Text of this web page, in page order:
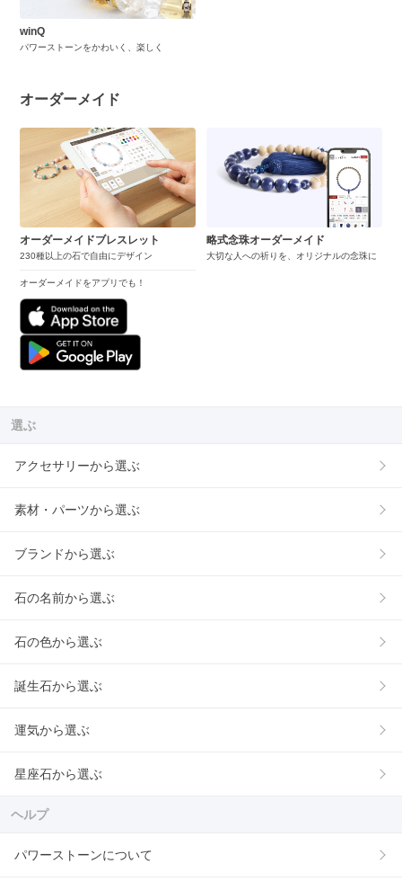
winQ
パワーストーンをかわいく、楽しく
オーダーメイド
オーダーメイドブレスレット
230種以上の石で自由にデザイン
オーダーメイドをアプリでも！
略式念珠オーダーメイド
大切な人への祈りを、オリジナルの念珠に
選ぶ
アクセサリーから選ぶ
素材・パーツから選ぶ
ブランドから選ぶ
石の名前から選ぶ
石の色から選ぶ
誕生石から選ぶ
運気から選ぶ
星座石から選ぶ
ヘルプ
パワーストーンについて